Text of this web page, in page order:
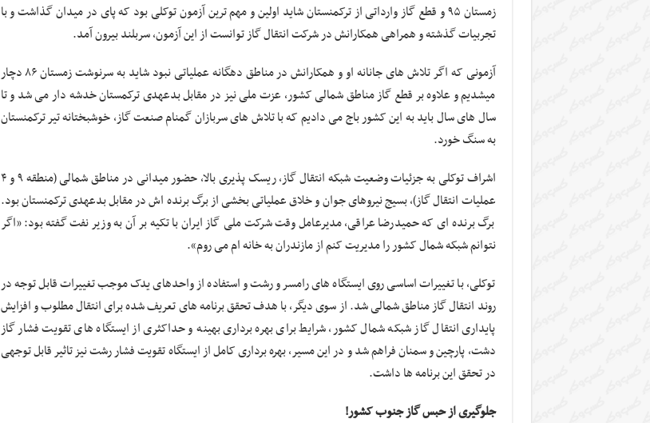
زمستان ۹۵ و قطع گاز وارداتی از ترکمنستان شاید اولین و مهم ترین آزمون توکلی بود که پای در میدان گذاشت و با
تجربیات گذشته و همراهی همکارانش در شرکت انتقال گاز توانست از این آزمون، سربلند بیرون آمد.
آزمونی که اگر تلاش های جانانه او و همکارانش در مناطق دهگانه عملیاتی نبود شاید به سرنوشت زمستان ۸۶ دچار
میشدیم و علاوه بر قطع گاز مناطق شمالی کشور، عزت ملی نیز در مقابل بدعهدی ترکمستان خدشه دار می شد و تا
سال های سال باید به این کشور باج می دادیم که با تلاش های سربازان گمنام صنعت گاز، خوشبختانه تیر ترکمنستان
به سنگ خورد.
اشراف توکلی به جزئیات وضعیت شبکه انتقال گاز، ریسک پذیری بالا، حضور میدانی در مناطق شمالی (منطقه ۹ و ۴
عملیات انتقال گاز)، بسیج نیروهای جوان و خلاق عملیاتی بخشی از برگ برنده اش در مقابل بدعهدی ترکمنستان بود.
برگ برنده ای که حمیدرضا عراقی، مدیرعامل وقت شرکت ملی گاز ایران با تکیه بر آن به وزیر نفت گفته بود: «اگر
نتوانم شبکه شمال کشور را مدیریت کنم از مازندران به خانه ام می روم».
توکلی، با تغییرات اساسی روی ایستگاه های رامسر و رشت و استفاده از واحدهای یدک موجب تغییرات قابل توجه در
روند انتقال گاز مناطق شمالی شد. از سوی دیگر، با هدف تحقق برنامه های تعریف شده برای انتقال مطلوب و افزایش
پایداری انتقال گاز شبکه شمال کشور، شرایط برای بهره برداری بهینه و حداکثری از ایستگاه های تقویت فشار گاز
دشت، پارچین و سمنان فراهم شد و در این مسیر، بهره برداری کامل از ایستگاه تقویت فشار رشت نیز تاثیر قابل توجهی
در تحقق این برنامه ها داشت.
جلوگیری از حبس گاز جنوب کشور!